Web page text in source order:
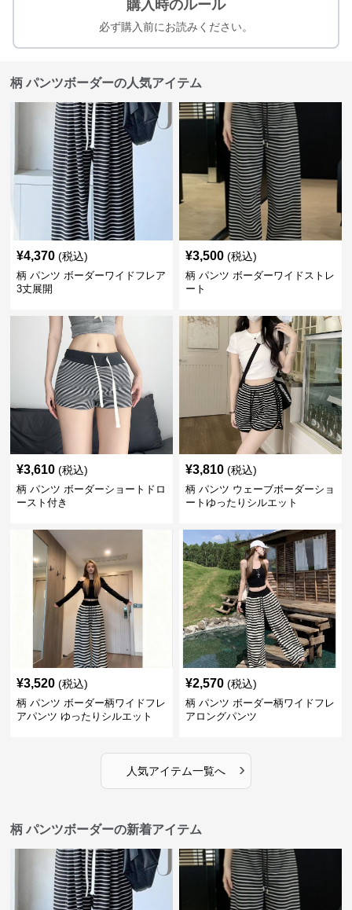
購入時のルール
必ず購入前にお読みください。
柄 パンツボーダーの人気アイテム
¥4,370 (税込)
柄 パンツ ボーダーワイドフレア
3丈展開
¥3,500 (税込)
柄 パンツ ボーダーワイドストレ
ート
¥3,610 (税込)
柄 パンツ ボーダーショートドロ
ースト付き
¥3,810 (税込)
柄 パンツ ウェーブボーダーショ
ートゆったりシルエット
¥3,520 (税込)
柄 パンツ ボーダー柄ワイドフレ
アパンツ ゆったりシルエット
¥2,570 (税込)
柄 パンツ ボーダー柄ワイドフレ
アロングパンツ
人気アイテム一覧へ ›
柄 パンツボーダーの新着アイテム